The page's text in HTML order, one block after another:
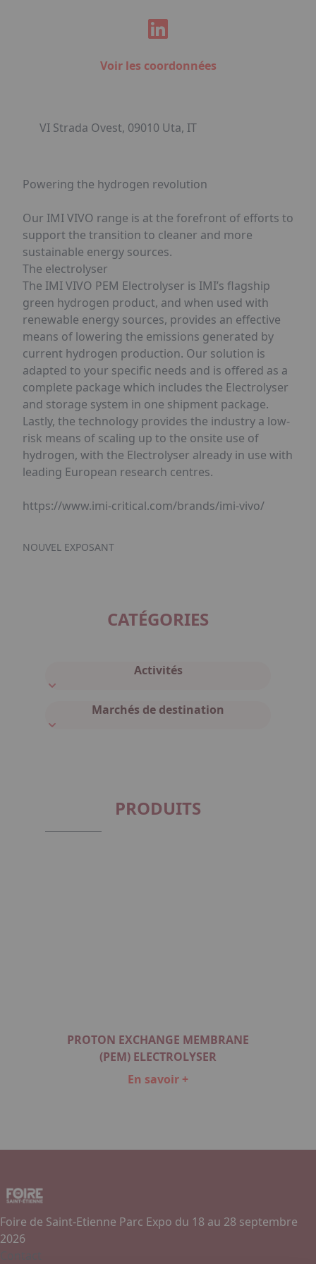
Voir les coordonnées
VI Strada Ovest, 09010 Uta, IT
Powering the hydrogen revolution
Our IMI VIVO range is at the forefront of efforts to
support the transition to cleaner and more
sustainable energy sources.
The electrolyser
The IMI VIVO PEM Electrolyser is IMI’s flagship
green hydrogen product, and when used with
renewable energy sources, provides an effective
means of lowering the emissions generated by
current hydrogen production. Our solution is
adapted to your specific needs and is offered as a
complete package which includes the Electrolyser
and storage system in one shipment package.
Lastly, the technology provides the industry a low-
risk means of scaling up to the onsite use of
hydrogen, with the Electrolyser already in use with
leading European research centres.
https://www.imi-critical.com/brands/imi-vivo/
NOUVEL EXPOSANT
CATÉGORIES
Activités
Marchés de destination
PRODUITS
PROTON EXCHANGE MEMBRANE
(PEM) ELECTROLYSER
En savoir +
of
Foire de Saint-Etienne Parc Expo du 18 au 28 septembre
2026